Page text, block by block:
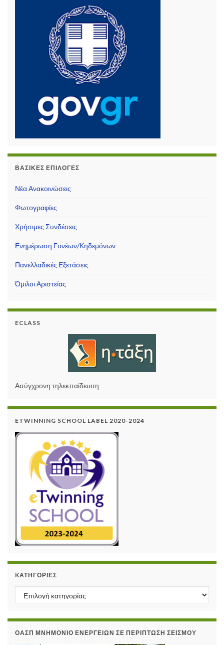
ΒΑΣΙΚΈΣ ΕΠΙΛΟΓΈΣ
Νέα Ανακοινώσεις
Φωτογραφίες
Χρήσιμες Συνδέσεις
Ενημέρωση Γονέων/Κηδεμόνων
Πανελλαδικές Εξετάσεις
Όμιλοι Αριστείας
ECLASS
Ασύγχρονη τηλεκπαίδευση
ETWINNING SCHOOL LABEL 2020-2024
KΑΤΗΓΟΡΊΕΣ
Kατηγορίες
ΟΑΣΠ ΜΝΗΜΌΝΙΟ ΕΝΕΡΓΕΙΏΝ ΣΕ ΠΕΡΊΠΤΩΣΗ ΣΕΙΣΜΟΎ